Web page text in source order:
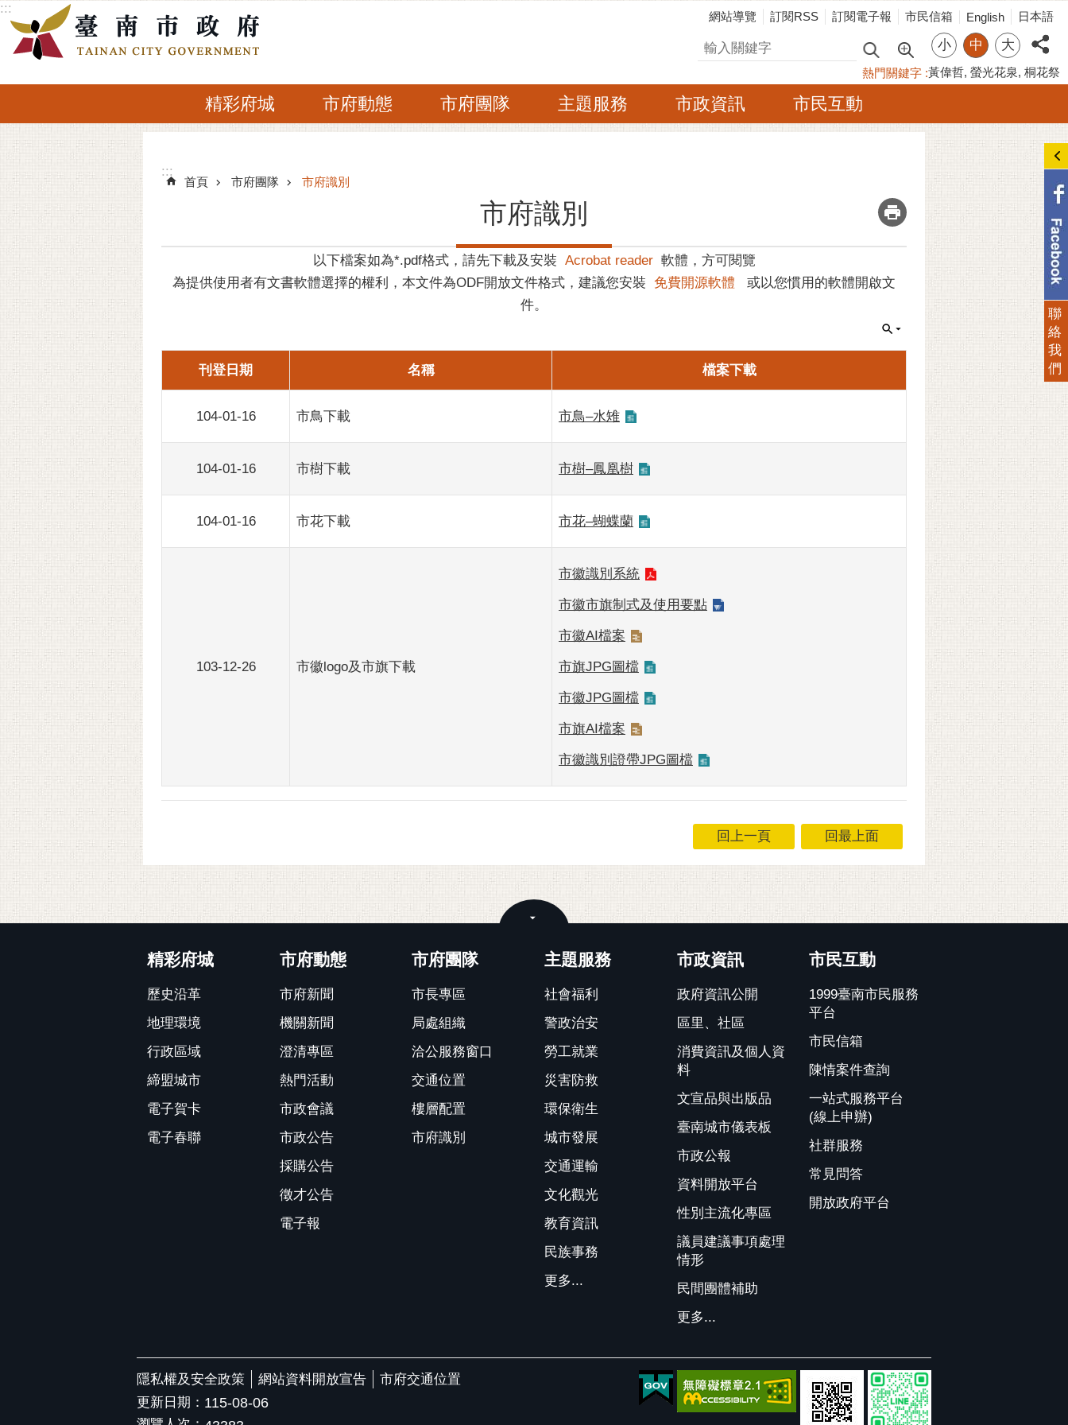
跳到主要內容區塊
:::
網站導覽 訂閱RSS 訂閱電子報 市民信箱 English 日本語
搜尋 小 中 大
熱門關鍵字 黃偉哲 螢光花泉 桐花祭
精彩府城 市府動態 市府團隊 主題服務 市政資訊 市民互動
:::
:::
首頁 市府團隊 市府識別
市府識別 _
以下檔案如為*.pdf格式，請先下載及安裝 Acrobat reader 軟體，方可閱覽
為提供使用者有文書軟體選擇的權利，本文件為ODF開放文件格式，建議您安裝 免費開源軟體
或以您慣用的軟體開啟文
件。
刊登日期 名稱 檔案下載
104-01-16 市鳥下載 市鳥–水雉
104-01-16 市樹下載 市樹–鳳凰樹
104-01-16 市花下載 市花–蝴蝶蘭
103-12-26 市徽logo及市旗下載
市徽識別系統
市徽市旗制式及使用要點
市徽AI檔案
市旗JPG圖檔
市徽JPG圖檔
市旗AI檔案
市徽識別證帶JPG圖檔
回上一頁 回最上面
精彩府城
歷史沿革
地理環境
行政區域
締盟城市
電子賀卡
電子春聯
市府動態
市府新聞
機關新聞
澄清專區
熱門活動
市政會議
市政公告
採購公告
徵才公告
電子報
市府團隊
市長專區
局處組織
洽公服務窗口
交通位置
樓層配置
市府識別
主題服務
社會福利
警政治安
勞工就業
災害防救
環保衛生
城市發展
交通運輸
文化觀光
教育資訊
民族事務
更多...
市政資訊
政府資訊公開
區里、社區
消費資訊及個人資
料
文宣品與出版品
臺南城市儀表板
市政公報
資料開放平台
性別主流化專區
議員建議事項處理
情形
民間團體補助
更多...
市民互動
1999臺南市民服務
平台
市民信箱
陳情案件查詢
一站式服務平台
(線上申辦)
社群服務
常見問答
開放政府平台
隱私權及安全政策 網站資料開放宣告
市府交通位置
更新日期： 115-08-06
聯
絡
我
們